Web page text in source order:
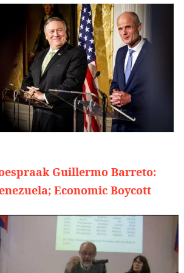
Guillermo Barreto:
Economic Boycott